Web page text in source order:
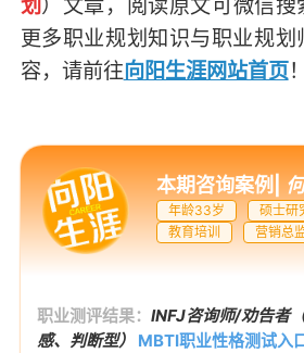
划） 文章，阅读原文可微信
更多职业规划知识与职业规
容，请前往向阳生涯网站首页！
本期咨询案例|
年龄33岁 硕士研
教育培训
营销总
职业测评结果： INFJ咨询师/劝告者
感、判断型）
MBTI职业性格测试入